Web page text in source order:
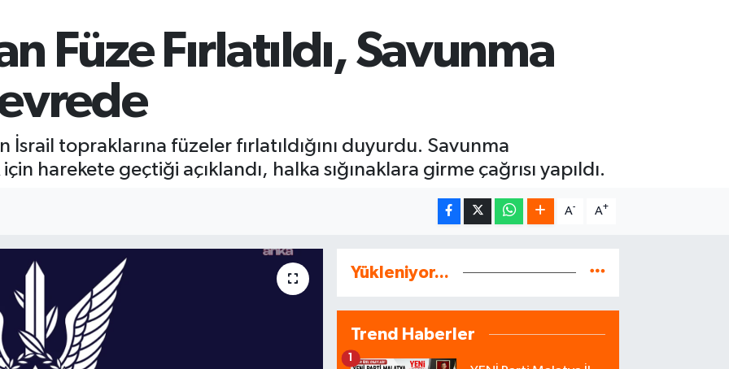
Füze Fırlatıldı, Savunma
İsrail topraklarına füzeler fırlatıldığını duyurdu. Savunma
harekete geçtiği açıklandı, halka sığınaklara girme çağrısı yapıldı.
A- A+
Yükleniyor...
Trend Haberler
1